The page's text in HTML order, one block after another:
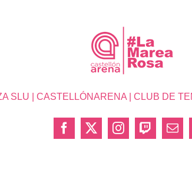
| CASTELLÓNARENA | CLUB DE
Facebook
X InstagramTwitch